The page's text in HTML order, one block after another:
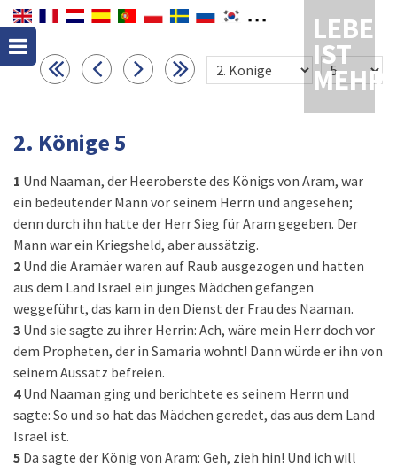
LEBEN
IST
MEHR
2. Könige 5
1 Und Naaman, der Heeroberste des Königs von Aram, war
ein bedeutender Mann vor seinem Herrn und angesehen;
denn durch ihn hatte der Herr Sieg für Aram gegeben. Der
Mann war ein Kriegsheld, aber aussätzig.
2 Und die Aramäer waren auf Raub ausgezogen und hatten
aus dem Land Israel ein junges Mädchen gefangen
weggeführt, das kam in den Dienst der Frau des Na­aman.
3 Und sie sagte zu ihrer Herrin: Ach, wäre mein Herr doch vor
dem Propheten, der in Samaria wohnt! Dann würde er ihn von
seinem Aussatz befreien.
4 Und Naaman ging und berichtete es seinem Herrn und
sagte: So und so hat das Mädchen geredet, das aus dem Land
Israel ist.
5 Da sagte der König von Aram: Geh, zieh hin! Und ich will